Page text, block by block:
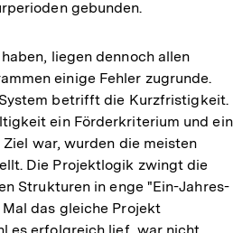
gebunden.
liegen dennoch allen
einige Fehler zugrunde.
betrifft die Kurzfristigkeit.
ein Förderkriterium und ein
war, wurden die meisten
Die Projektlogik zwingt die
Strukturen in enge "Ein-Jahres-
das gleiche Projekt